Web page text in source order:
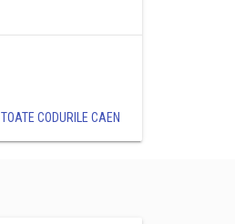
TOATE CODURILE CAEN